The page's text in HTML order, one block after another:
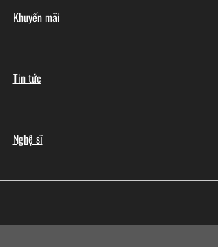
Khuyến mãi
Tin tức
Nghệ sĩ